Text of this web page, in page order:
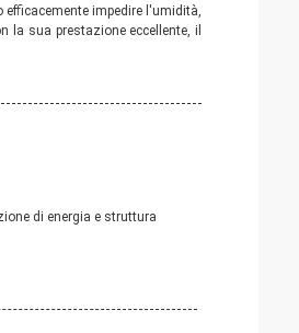
impedire l'umidità,
la sua prestazione eccellente, il
di energia e struttura